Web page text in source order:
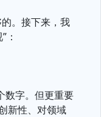
。接下来，我
：
数字。但更重要
新性、对领域